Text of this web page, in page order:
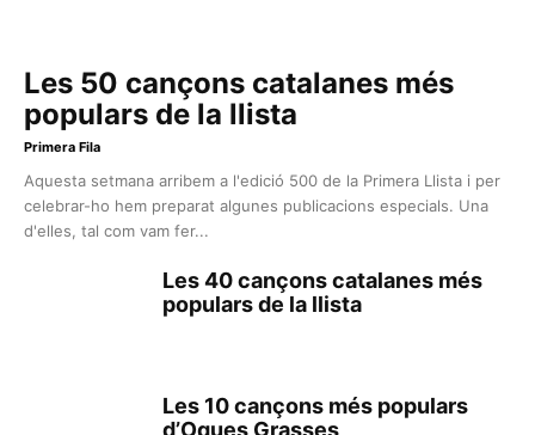
Les 50 cançons catalanes més
populars de la llista
Primera Fila
Aquesta setmana arribem a l'edició 500 de la Primera Llista i per
celebrar-ho hem preparat algunes publicacions especials. Una
d'elles, tal com vam fer...
Les 40 cançons catalanes més
populars de la llista
Les 10 cançons més populars
d’Oques Grasses